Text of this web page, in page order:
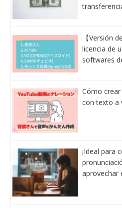
【Versión
licencia de
softwares
Cómo
con texto a
¡Ideal para
aprovechar